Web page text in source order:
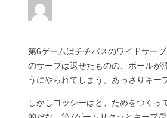
第6ゲームはチチパスのワイドサー
のサーブは返せたものの、ボールが
うにやられてしまう。あっさりキー
しかしヨッシーはと、ためをつくっ